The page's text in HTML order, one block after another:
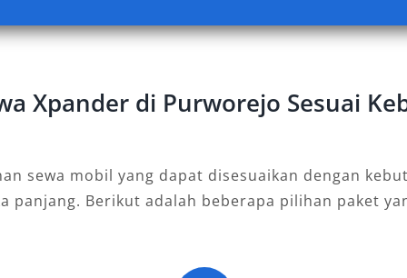
audio lebih baik dan interior
lembut dan kabin luas. Cocok
Xpander di Purworejo Sesuai
sewa mobil yang dapat disesuaikan dengan
panjang. Berikut adalah beberapa pilihan paket